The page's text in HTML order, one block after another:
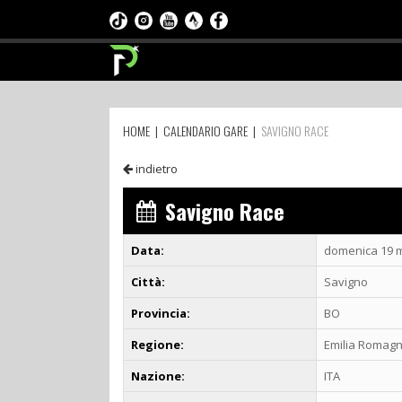
HOME | CALENDARIO GARE | SAVIGNO RACE
indietro
Savigno Race
Data:
domenica 19
Città:
Savigno
Provincia:
BO
Regione:
Emilia
Nazione:
ITA